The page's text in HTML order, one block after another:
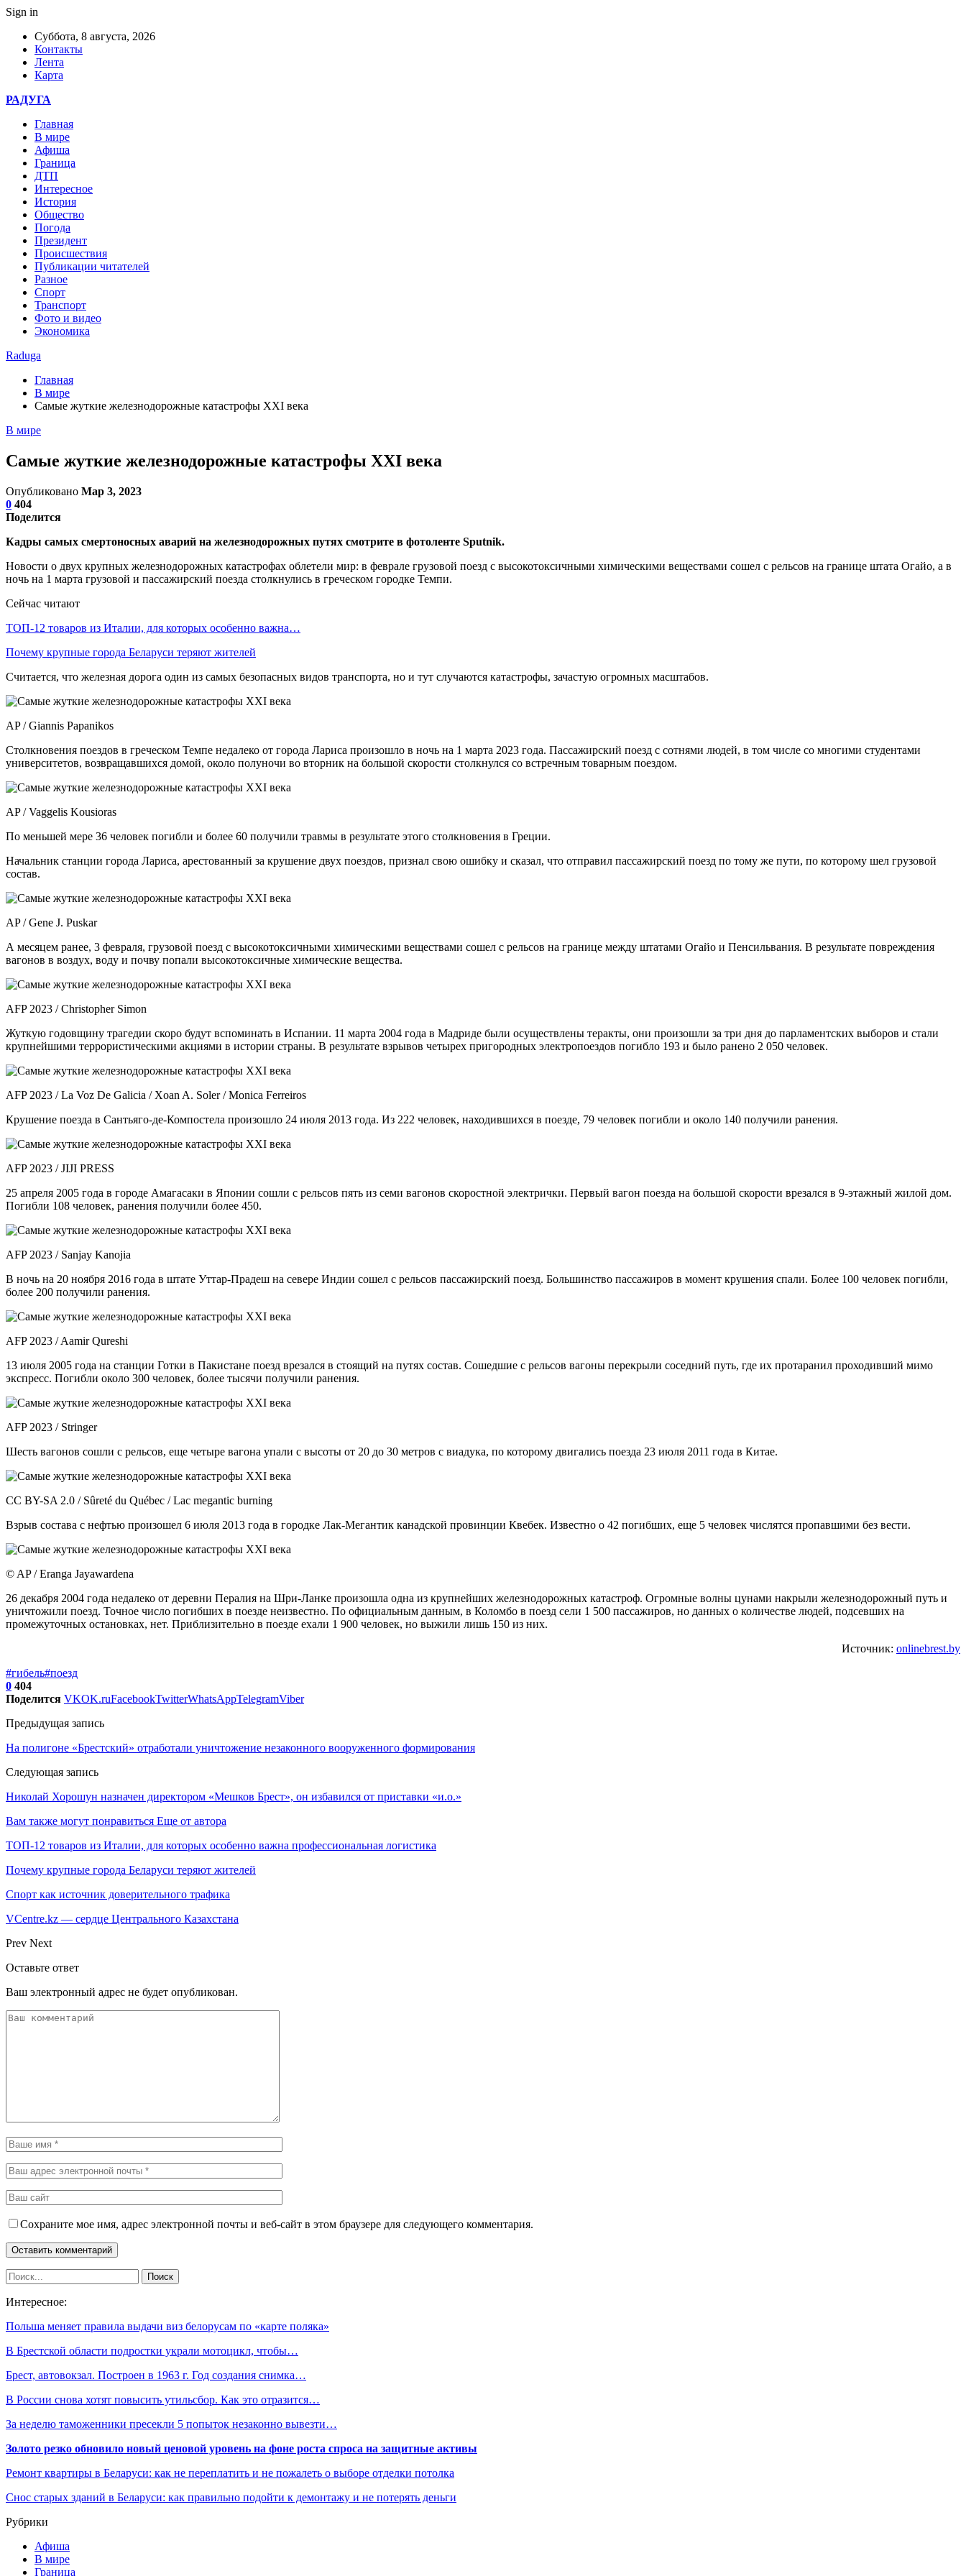
Sign in
Суббота, 8 августа, 2026
Контакты
Лента
Карта
РАДУГА
Главная
В мире
Афиша
Граница
ДТП
Интересное
История
Общество
Погода
Президент
Происшествия
Публикации читателей
Разное
Спорт
Транспорт
Фото и видео
Экономика
Raduga
Главная
В мире
Самые жуткие железнодорожные катастрофы XXI века
В мире
Самые жуткие железнодорожные катастрофы XXI века
Опубликовано Мар 3, 2023
0 404
Поделится
Кадры самых смертоносных аварий на железнодорожных путях смотрите в фотоленте Sputnik.
Новости о двух крупных железнодорожных катастрофах облетели мир: в феврале грузовой поезд с высокотоксичными химическими веществами сошел с рельсов на границе штата Огайо, а в
ночь на 1 марта грузовой и пассажирский поезда столкнулись в греческом городке Темпи.
Сейчас читают
ТОП-12 товаров из Италии, для которых особенно важна…
Почему крупные города Беларуси теряют жителей
Считается, что железная дорога один из самых безопасных видов транспорта, но и тут случаются катастрофы, зачастую огромных масштабов.
AP / Giannis Papanikos
Столкновения поездов в греческом Темпе недалеко от города Лариса произошло в ночь на 1 марта 2023 года. Пассажирский поезд с сотнями людей, в том числе со многими студентами
университетов, возвращавшихся домой, около полуночи во вторник на большой скорости столкнулся со встречным товарным поездом.
AP / Vaggelis Kousioras
По меньшей мере 36 человек погибли и более 60 получили травмы в результате этого столкновения в Греции.
Начальник станции города Лариса, арестованный за крушение двух поездов, признал свою ошибку и сказал, что отправил пассажирский поезд по тому же пути, по которому шел грузовой
состав.
AP / Gene J. Puskar
А месяцем ранее, 3 февраля, грузовой поезд с высокотоксичными химическими веществами сошел с рельсов на границе между штатами Огайо и Пенсильвания. В результате повреждения
вагонов в воздух, воду и почву попали высокотоксичные химические вещества.
AFP 2023 / Christopher Simon
Жуткую годовщину трагедии скоро будут вспоминать в Испании. 11 марта 2004 года в Мадриде были осуществлены теракты, они произошли за три дня до парламентских выборов и стали
крупнейшими террористическими акциями в истории страны. В результате взрывов четырех пригородных электропоездов погибло 193 и было ранено 2 050 человек.
AFP 2023 / La Voz De Galicia / Xoan A. Soler / Monica Ferreiros
Крушение поезда в Сантьяго-де-Компостела произошло 24 июля 2013 года. Из 222 человек, находившихся в поезде, 79 человек погибли и около 140 получили ранения.
AFP 2023 / JIJI PRESS
25 апреля 2005 года в городе Амагасаки в Японии сошли с рельсов пять из семи вагонов скоростной электрички. Первый вагон поезда на большой скорости врезался в 9-этажный жилой дом.
Погибли 108 человек, ранения получили более 450.
AFP 2023 / Sanjay Kanojia
В ночь на 20 ноября 2016 года в штате Уттар-Прадеш на севере Индии сошел с рельсов пассажирский поезд. Большинство пассажиров в момент крушения спали. Более 100 человек погибли,
более 200 получили ранения.
AFP 2023 / Aamir Qureshi
13 июля 2005 года на станции Готки в Пакистане поезд врезался в стоящий на путях состав. Сошедшие с рельсов вагоны перекрыли соседний путь, где их протаранил проходивший мимо
экспресс. Погибли около 300 человек, более тысячи получили ранения.
AFP 2023 / Stringer
Шесть вагонов сошли с рельсов, еще четыре вагона упали с высоты от 20 до 30 метров с виадука, по которому двигались поезда 23 июля 2011 года в Китае.
CC BY-SA 2.0 / Sûreté du Québec / Lac megantic burning
Взрыв состава с нефтью произошел 6 июля 2013 года в городке Лак-Мегантик канадской провинции Квебек. Известно о 42 погибших, еще 5 человек числятся пропавшими без вести.
© AP / Eranga Jayawardena
26 декабря 2004 года недалеко от деревни Пералия на Шри-Ланке произошла одна из крупнейших железнодорожных катастроф. Огромные волны цунами накрыли железнодорожный путь и
уничтожили поезд. Точное число погибших в поезде неизвестно. По официальным данным, в Коломбо в поезд сели 1 500 пассажиров, но данных о количестве людей, подсевших на
промежуточных остановках, нет. Приблизительно в поезде ехали 1 900 человек, но выжили лишь 150 из них.
Источник: onlinebrest.by
#гибель#поезд
0 404
Поделится VKOK.ruFacebookTwitterWhatsAppTelegramViber
Предыдущая запись
На полигоне «Брестский» отработали уничтожение незаконного вооруженного формирования
Следующая запись
Николай Хорошун назначен директором «Мешков Брест», он избавился от приставки «и.о.»
Вам также могут понравиться Еще от автора
ТОП-12 товаров из Италии, для которых особенно важна профессиональная логистика
Почему крупные города Беларуси теряют жителей
Спорт как источник доверительного трафика
VCentre.kz — сердце Центрального Казахстана
Prev Next
Оставьте ответ
Ваш электронный адрес не будет опубликован.
Сохраните мое имя, адрес электронной почты и веб-сайт в этом браузере для следующего комментария.
Интересное:
Польша меняет правила выдачи виз белорусам по «карте поляка»
В Брестской области подростки украли мотоцикл, чтобы…
Брест, автовокзал. Построен в 1963 г. Год создания снимка…
В России снова хотят повысить утильсбор. Как это отразится…
За неделю таможенники пресекли 5 попыток незаконно вывезти…
Золото резко обновило новый ценовой уровень на фоне роста спроса на защитные активы
Ремонт квартиры в Беларуси: как не переплатить и не пожалеть о выборе отделки потолка
Снос старых зданий в Беларуси: как правильно подойти к демонтажу и не потерять деньги
Рубрики
Афиша
В мире
Граница